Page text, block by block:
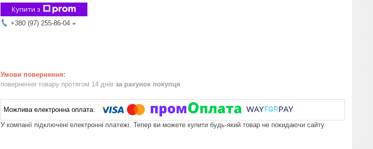
Купити з
+380 (97) 255-86-04
повернення товару протягом 14 днів за рахунок покупця
У компанії підключені електронні платежі. Тепер ви можете купити будь-який товар не покидаючи сайту.